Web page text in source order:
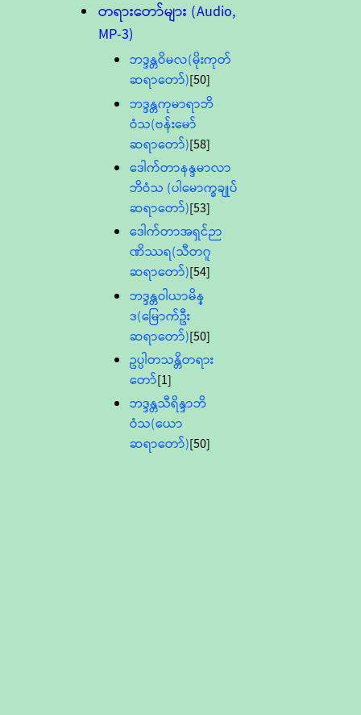
တရားတော်များ (Audio,
MP-3)
ဘဒ္ဒန္တဝိမလ(မိုးကုတ်
ဆရာတော်)[50]
ဘဒ္ဒန္တကုမာရာဘိ
ဝံသ(ဗန်းမော်
ဆရာတော်)[58]
ဒေါက်တာနန္ဒမာလာ
ဘိဝံသ (ပါမောက္ခချုပ်
ဆရာတော်)[53]
ဒေါက်တာအရှင်ဉာ
ဏိဿရ(သီတဂူ
ဆရာတော်)[54]
ဘဒ္ဒန္တဝါယာမိန္
ဒ(မြောက်ဦး
ဆရာတော်)[50]
ဥပ္ပါတသန္တိတရား
တော်[1]
ဘဒ္ဒန္တသီရိန္ဒာဘိ
ဝံသ(ယော
ဆရာတော်)[50]